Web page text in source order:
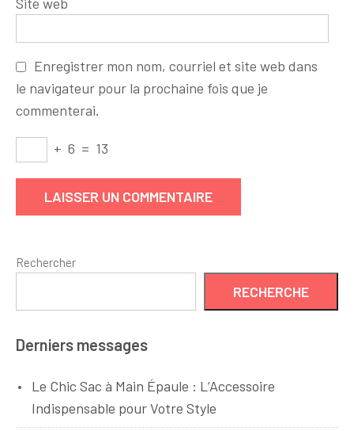
Enregistrer mon nom, courriel et site web dans
le navigateur pour la prochaine fois que je
commenterai.
+ 6 = 13
Rechercher
RECHERCHE
Derniers messages
Le Chic Sac à Main Épaule : L’Accessoire
Indispensable pour Votre Style